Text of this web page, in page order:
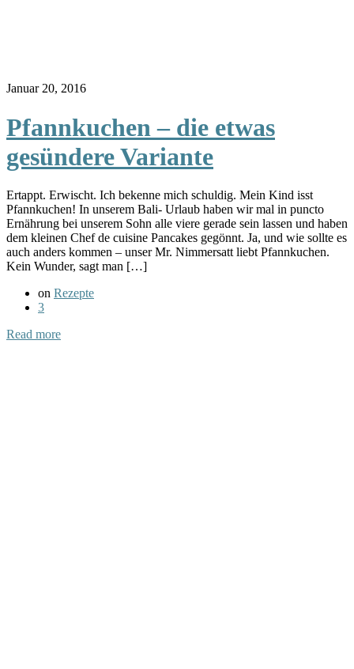
Januar 20, 2016
Pfannkuchen – die etwas
gesündere Variante
Ertappt. Erwischt. Ich bekenne mich schuldig. Mein Kind isst
Pfannkuchen! In unserem Bali- Urlaub haben wir mal in puncto
Ernährung bei unserem Sohn alle viere gerade sein lassen und haben
dem kleinen Chef de cuisine Pancakes gegönnt. Ja, und wie sollte es
auch anders kommen – unser Mr. Nimmersatt liebt Pfannkuchen.
Kein Wunder, sagt man […]
on Rezepte
3
Read more